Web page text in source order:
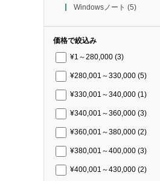
Windowsノート (5)
価格で絞込み
¥1～280,000 (3)
¥280,001～330,000 (5)
¥330,001～340,000 (1)
¥340,001～360,000 (3)
¥360,001～380,000 (2)
¥380,001～400,000 (3)
¥400,001～430,000 (2)